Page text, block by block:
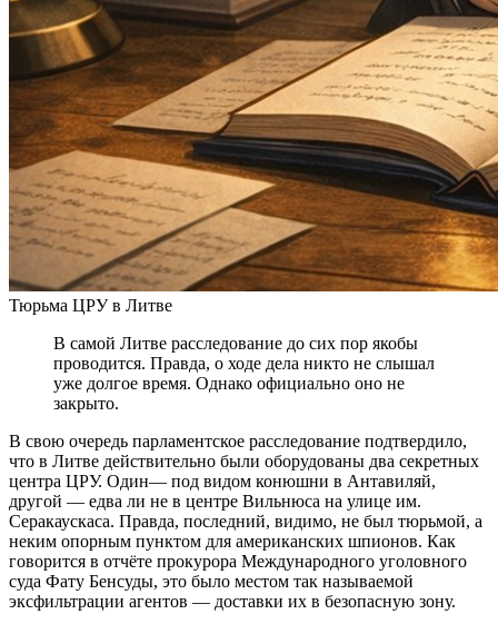
Тюрьма ЦРУ в Литве
В самой Литве расследование до сих пор якобы
проводится. Правда, о ходе дела никто не слышал
уже долгое время. Однако официально оно не
закрыто.
В свою очередь парламентское расследование подтвердило,
что в Литве действительно были оборудованы два секретных
центра ЦРУ. Один— под видом конюшни в Антавиляй,
другой — едва ли не в центре Вильнюса на улице им.
Серакаускаса. Правда, последний, видимо, не был тюрьмой, а
неким опорным пунктом для американских шпионов. Как
говорится в отчёте прокурора Международного уголовного
суда Фату Бенсуды, это было местом так называемой
эксфильтрации агентов — доставки их в безопасную зону.